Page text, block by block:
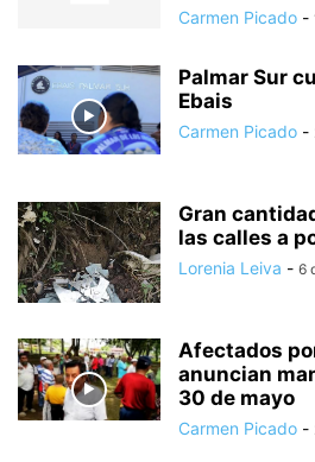
Carmen Picado -
Palmar Sur
Ebais
Carmen Picado -
Gran
las calles a
Lorenia Leiva - 6
Afectados
anuncian
30 de mayo
Carmen Picado -